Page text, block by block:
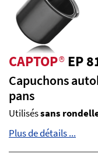
CAPTOP®EP
Capuchons
pans
Utiliséssans
Plus de détails ...